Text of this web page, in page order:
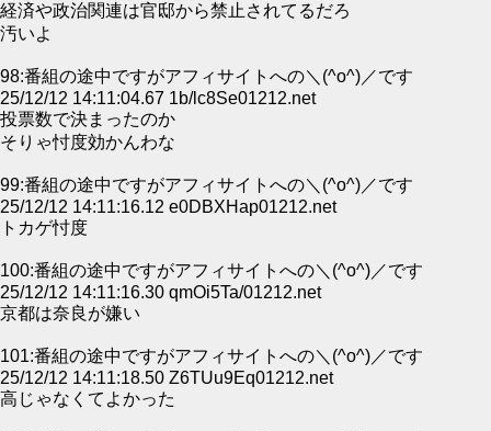
経済や政治関連は官邸から禁止されてるだろ
汚いよ
98:番組の途中ですがアフィサイトへの＼(^o^)／です
25/12/12 14:11:04.67 1b/lc8Se01212.net
投票数で決まったのか
そりゃ忖度効かんわな
99:番組の途中ですがアフィサイトへの＼(^o^)／です
25/12/12 14:11:16.12 e0DBXHap01212.net
トカゲ忖度
100:番組の途中ですがアフィサイトへの＼(^o^)／です
25/12/12 14:11:16.30 qmOi5Ta/01212.net
京都は奈良が嫌い
101:番組の途中ですがアフィサイトへの＼(^o^)／です
25/12/12 14:11:18.50 Z6TUu9Eq01212.net
高じゃなくてよかった